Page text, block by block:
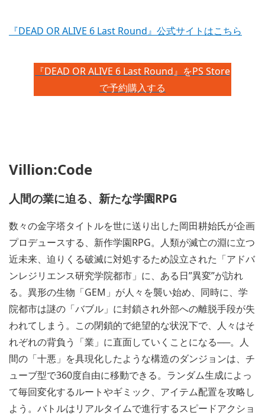
『DEAD OR ALIVE 6 Last Round』公式サイトはこちら
『DEAD OR ALIVE 6 Last Round』をPS Store
で予約購入する
Villion:Code
人間の業に迫る、新たな学園RPG
数々の金字塔タイトルを世に送り出した岡田耕始氏が企画
プロデュースする、新作学園RPG。人類が滅亡の淵に立つ
近未来、迫りくる破滅に対処するため設立された「アドバ
ンレジリエンス研究学院都市」に、ある日”異変”が訪れ
る。異形の生物「GEM」が人々を襲い始め、同時に、学
院都市は謎の「バブル」に封鎖され外部への離脱手段が失
われてしまう。この閉鎖的で絶望的な状況下で、人々はそ
れぞれの背負う「業」に直面していくことになる──。人
間の「十悪」を具現化したような構造のダンジョンは、チ
ューブ型で360度自由に移動できる。ランダム生成によっ
て毎回変化するルートやギミック、アイテム配置を攻略し
よう。バトルはリアルタイムで進行するスピードアクショ